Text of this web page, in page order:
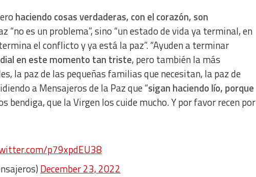
haciendo cosas verdaderas, con el corazón, son
“no es un problema”, sino “un estado de vida ya terminal, en
el conflicto y ya está la paz”. “Ayuden a terminar
en este momento tan triste, pero también la más
la paz de las pequeñas familias que necesitan, la paz de
a Mensajeros de la Paz que “sigan haciendo lío, porque
bendiga, que la Virgen los cuide mucho. Y por favor recen por
p79xpdEU38
December 23, 2022
from different sources